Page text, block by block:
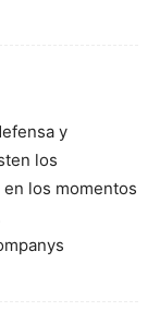
y
los
los momentos